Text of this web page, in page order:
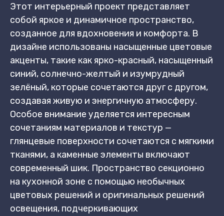
Этот интерьерный проект представляет
собой яркое и динамичное пространство,
созданное для вдохновения и комфорта. В
дизайне использованы насыщенные цветовые
акценты, такие как ярко-красный, насыщенный
синий, солнечно-желтый и изумрудный
зелёный, которые сочетаются друг с другом,
создавая живую и энергичную атмосферу.
Особое внимание уделяется интересным
сочетаниям материалов и текстур —
глянцевые поверхности сочетаются с мягкими
тканями, а каменные элементы включают
современный шик. Пространство секционно
на кухонной зоне с помощью необычных
цветовых решений и оригинальных решений
освещения, подчеркивающих